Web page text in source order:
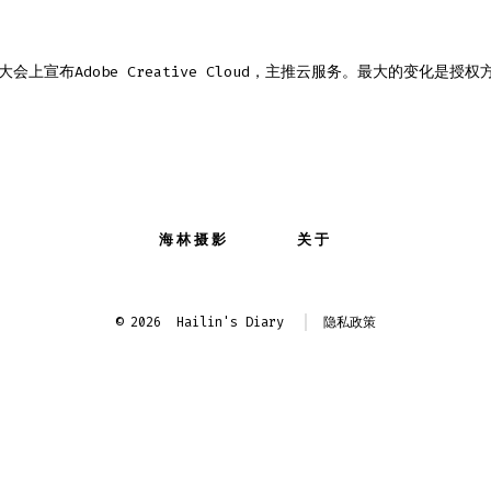
大会上宣布Adobe Creative Cloud，主推云服务。最大的变化是授权
海林摄影 关于
© 2026 Hailin's Diary 隐私政策